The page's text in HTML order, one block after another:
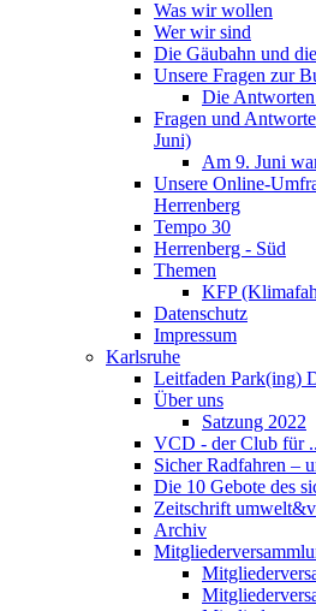
Was wir wollen
Wer wir sind
Die Gäubahn und
Unsere Fragen zur
Die
Fragen und
Juni)
Am 9. Juni
Unsere Online-
Herrenberg
Tempo 30
Herrenberg - Süd
Themen
KFP
Datenschutz
Impressum
Karlsruhe
Leitfaden Park(ing)
Über uns
Satzung 2022
VCD - der Club für
Sicher Radfahren –
Die 10 Gebote des
Zeitschrift
Archiv